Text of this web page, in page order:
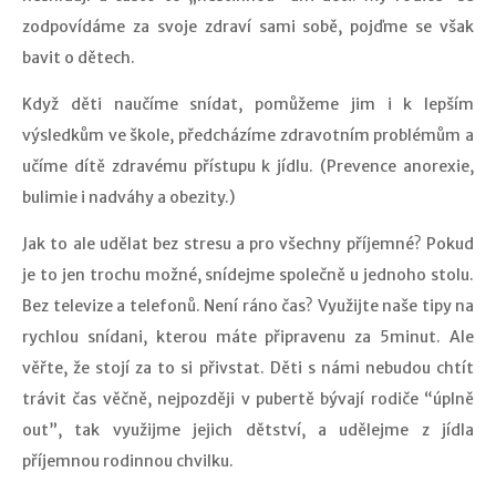
zodpovídáme za svoje zdraví sami sobě, pojďme se však
bavit o dětech.
Když děti naučíme snídat, pomůžeme jim i k lepším
výsledkům ve škole, předcházíme zdravotním problémům a
učíme dítě zdravému přístupu k jídlu. (Prevence anorexie,
bulimie i nadváhy a obezity.)
Jak to ale udělat bez stresu a pro všechny příjemné? Pokud
je to jen trochu možné, snídejme společně u jednoho stolu.
Bez televize a telefonů. Není ráno čas? Využijte naše tipy na
rychlou snídani, kterou máte připravenu za 5minut. Ale
věřte, že stojí za to si přivstat. Děti s námi nebudou chtít
trávit čas věčně, nejpozději v pubertě bývají rodiče “úplně
out”, tak využijme jejich dětství, a udělejme z jídla
příjemnou rodinnou chvilku.